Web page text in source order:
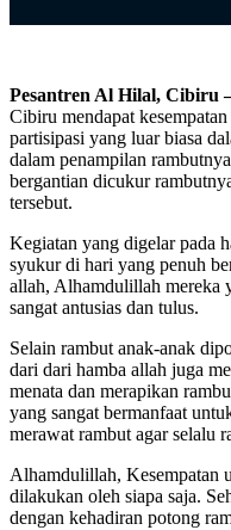
Pesantren Al Hilal, Cibiru
Cibiru mendapat
partisipasi yang luar biasa
dalam penampilan
bergantian dicukur
tersebut.
Kegiatan yang digelar pada
syukur di hari yang penuh
allah, Alhamdulillah mereka
sangat antusias dan tulus.⁣⁣
Selain rambut anak-anak
dari dari hamba allah juga
menata dan merapikan
yang sangat bermanfaat
merawat rambut agar selalu
Alhamdulillah, Kesempatan
dilakukan oleh siapa saja.⁣
dengan kehadiran potong